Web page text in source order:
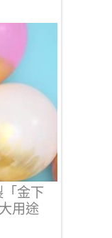
金下
用途